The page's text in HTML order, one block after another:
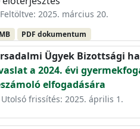
Feltöltve: 2025. március 20.
PDF dokumentum
Ügyek Bizottsági
a 2024. évi
elfogadására
Utolsó frissítés: 2025. április 1.